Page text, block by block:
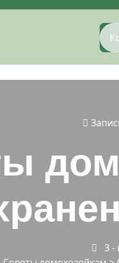
3 -